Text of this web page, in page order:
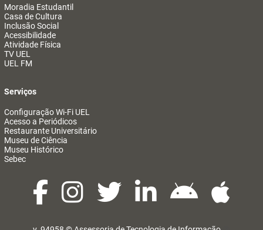
Moradia Estudantil
Casa de Cultura
Inclusão Social
Acessibilidade
Atividade Física
TV UEL
UEL FM
Serviços
Configuração Wi-Fi UEL
Acesso a Periódicos
Restaurante Universitário
Museu de Ciência
Museu Histórico
Sebec